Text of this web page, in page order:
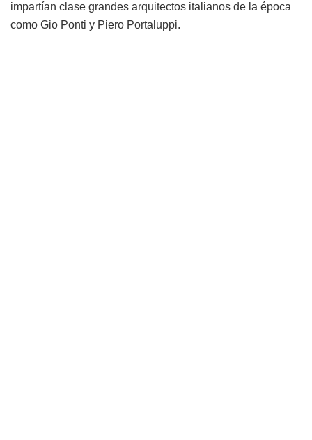
impartían clase grandes arquitectos italianos de la época
como Gio Ponti y Piero Portaluppi.